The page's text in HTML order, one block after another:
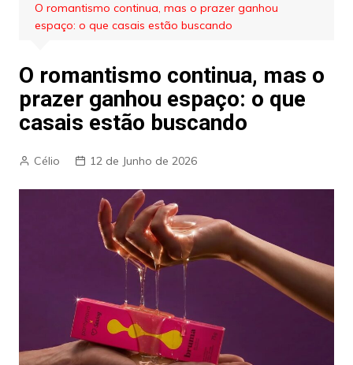
O romantismo continua, mas o prazer ganhou
espaço: o que casais estão buscando
O romantismo continua, mas o
prazer ganhou espaço: o que
casais estão buscando
Célio 12 de Junho de 2026